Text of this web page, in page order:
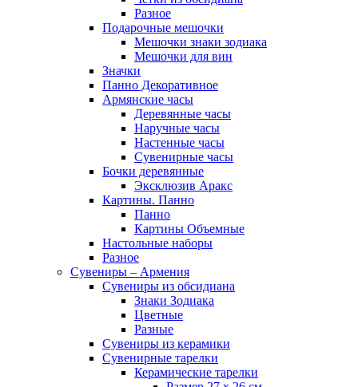
Разное
Подарочные мешочки
Мешочки знаки зодиака
Мешочки для вин
Значки
Панно Декоративное
Армянские часы
Деревянные часы
Наручные часы
Настенные часы
Сувенирные часы
Бочки деревянные
Эксклюзив Аракс
Картины. Панно
Панно
Картины Объемные
Настольные наборы
Разное
Сувениры – Армения
Сувениры из обсидиана
Знаки Зодиака
Цветные
Разные
Сувениры из керамики
Сувенирные тарелки
Керамические тарелки